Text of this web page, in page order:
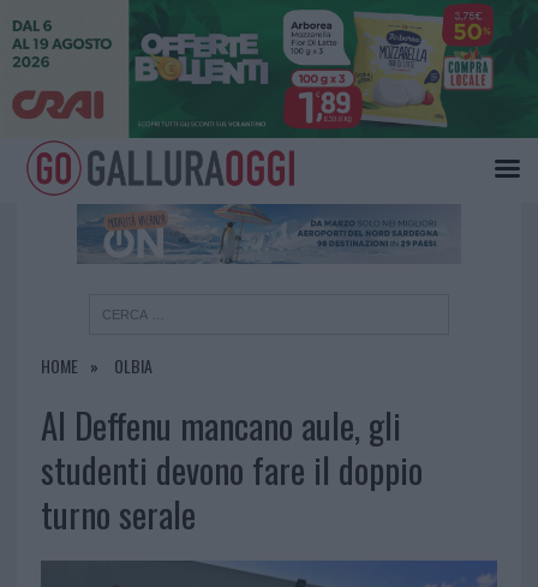
HOME OLBIA
Al Deffenu mancano aule, gli
studenti devono fare il doppio
turno serale
×